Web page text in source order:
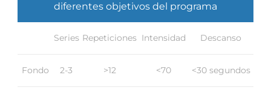
diferentes objetivos del programa
Series Repeticiones Intensidad Descanso
Fondo 2-3 >12 <70 <30 segundos